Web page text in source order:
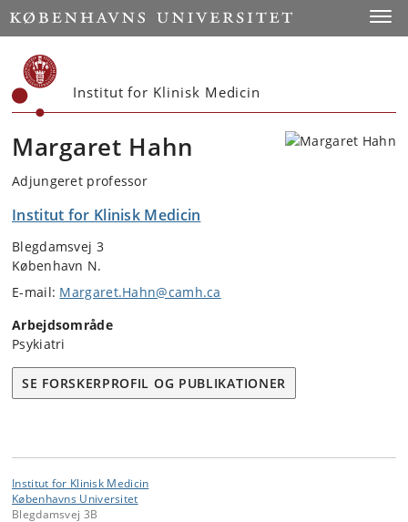
Start
Institut for Klinisk Medicin
Margaret Hahn
Adjungeret professor
Institut for Klinisk Medicin
Blegdamsvej 3
København N.
E-mail: Margaret.Hahn@camh.ca
Arbejdsområde
Psykiatri
SE FORSKERPROFIL OG PUBLIKATIONER
Institut for Klinisk Medicin
Københavns Universitet
Blegdamsvej 3B